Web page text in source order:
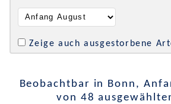
Zeige auch ausgestorbene
Beobachtbar in Bonn,
von 48